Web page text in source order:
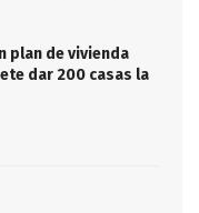
plan de vivienda
dar 200 casas la